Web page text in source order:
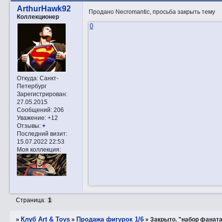
ArthurHawk92
Коллекционер
Откуда:Санкт-
Петербург
Зарегистрирован:
27.05.2015
Сообщений:206
Уважение: +12
Отзывы: +
Последний визит:
15.07.2022 22:53
Моя коллекция:
Продано Necromantic, просьба закрыть тему
0
Страница: 1
» Клуб Art & Toys » Продажа фигурок 1/6 »Закрытo. "набор